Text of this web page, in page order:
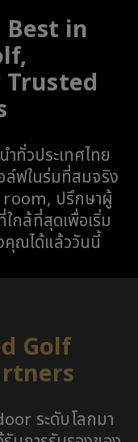
in
Trusted
ทั่วประเทศไทย
ล์ฟในร่มที่สมจริง
ปรึกษาผู้
กล้ที่สุดเพื่อเริ่ม
คุณได้แล้ววันนี้
Golf
ระดับโลกมา